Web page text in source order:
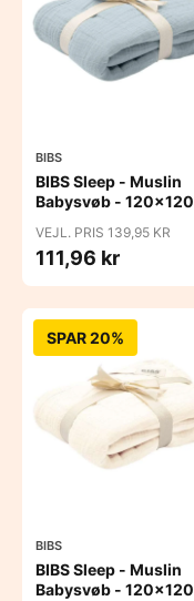
BIBS
BIBS Sleep - Muslin
Babysvøb - 120x120
VEJL. PRIS 139,95 KR
111,96 kr
SPAR 20%
BIBS
BIBS Sleep - Muslin
Babysvøb - 120x120